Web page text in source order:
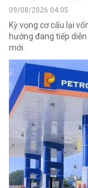
09/08/2026 04:05
Kỳ vọng cơ cấu lại
hướng đang tiếp
mới.